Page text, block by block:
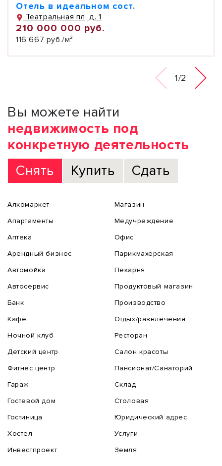
Отель в идеальном сост.
Театральная пл, д. 1
210 000 000 руб.
116 667 руб./м²
1/2
Вы можете найти
недвижимость под
конкретную деятельность
Снять
Купить Сдать
Алкомаркет
Апартаменты
Аптека
Арендный бизнес
Автомойка
Автосервис
Банк
Кафе
Ночной клуб
Детский центр
Фитнес центр
Гараж
Гостевой дом
Гостиница
Хостел
Инвестпроект
Магазин
Медучреждение
Офис
Парикмахерская
Пекарня
Продуктовый магазин
Производство
Отдых/развлечения
Ресторан
Салон красоты
Пансионат/Санаторий
Склад
Столовая
Юридический адрес
Услуги
Земля